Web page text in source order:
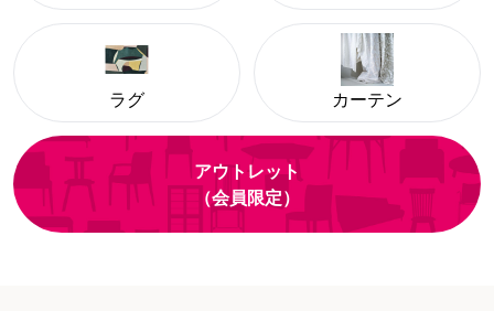
ラグ カーテン
アウトレット
（会員限定）